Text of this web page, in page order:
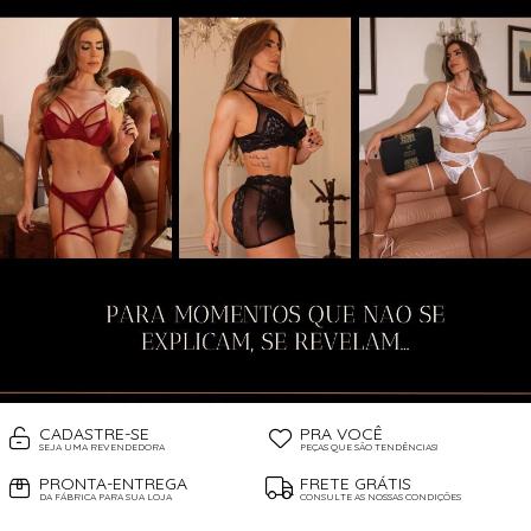
CADASTRE-SE
SEJA UMA REVENDEDORA
PRA VOCÊ
PEÇAS QUE SÃO TENDÊNCIAS!
PRONTA-ENTREGA
DA FÁBRICA PARA SUA LOJA
FRETE GRÁTIS
CONSULTE AS NOSSAS CONDIÇÕES